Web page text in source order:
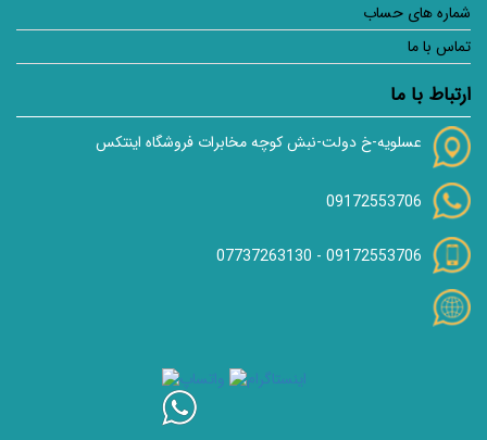
شماره های حساب
تماس با ما
ارتباط با ما
عسلویه-خ دولت-نبش کوچه مخابرات فروشگاه اینتکس
09172553706
09172553706
-
07737263130